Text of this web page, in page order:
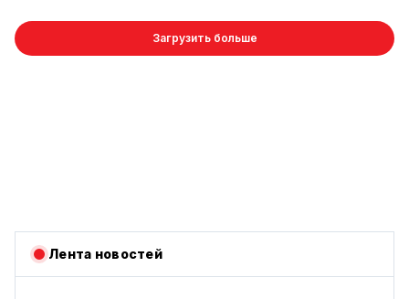
Загрузить больше
Лента новостей